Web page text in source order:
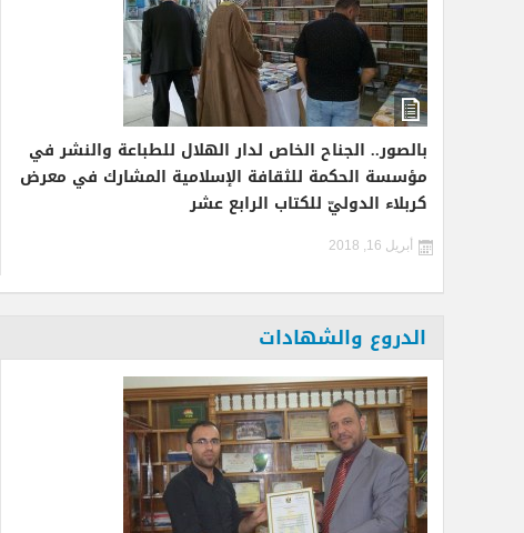
بالصور.. الجناح الخاص لدار الهلال للطباعة والنشر في
مؤسسة الحكمة للثقافة الإسلامية المشارك في معرض
كربلاء الدوليّ للكتاب الرابع عشر
أبريل 16, 2018
الدروع والشهادات